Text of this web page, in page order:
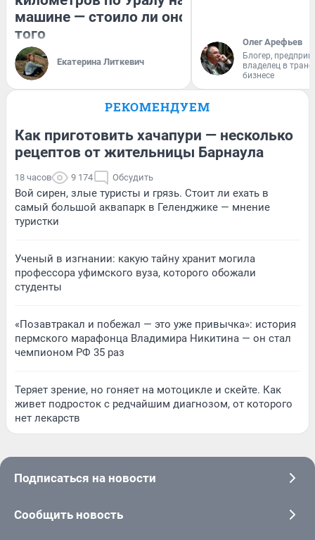
машине — стоило ли оно
того
Екатерина Литкевич
Олег Арефьев
Блогер,
владелец в
бизнесе
РЕКОМЕНДУЕМ
Как приготовить хачапури — несколько
рецептов от жительницы Барнаула
18 часов 9 174 Обсудить
Вой сирен, злые туристы и грязь. Стоит ли ехать в
самый большой аквапарк в Геленджике — мнение
туристки
Ученый в изгнании: какую тайну хранит могила
профессора уфимского вуза, которого обожали
студенты
«Позавтракал и побежал — это уже привычка»: история
пермского марафонца Владимира Никитина — он стал
чемпионом РФ 35 раз
Теряет зрение, но гоняет на мотоцикле и скейте. Как
живет подросток с редчайшим диагнозом, от которого
нет лекарств
Подписаться на новости
Сообщить новость